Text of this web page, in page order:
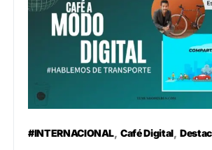
#INTERNACIONAL Café Digital